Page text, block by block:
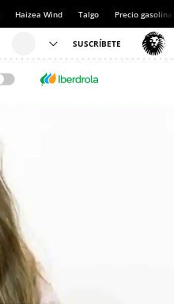
Haizea Wind Talgo Precio gasolina